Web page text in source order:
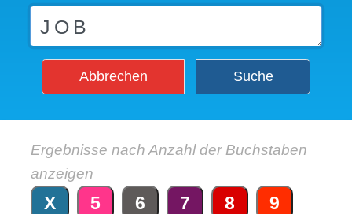
Abbrechen Suche
Ergebnisse nach Anzahl der Buchstaben
anzeigen
X 5 6 7 8
9